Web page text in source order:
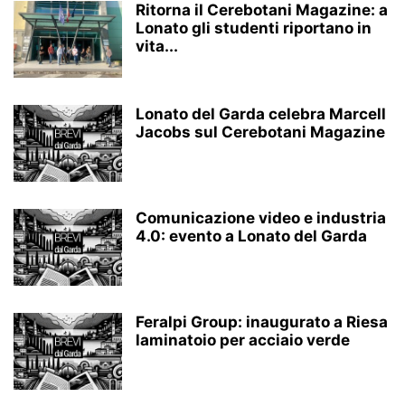
Ritorna il Cerebotani Magazine: a
Lonato gli studenti riportano in
vita...
Lonato del Garda celebra Marcell
Jacobs sul Cerebotani Magazine
Comunicazione video e industria
4.0: evento a Lonato del Garda
Feralpi Group: inaugurato a Riesa
laminatoio per acciaio verde